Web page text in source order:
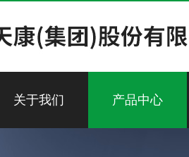
关于我们 产品中心